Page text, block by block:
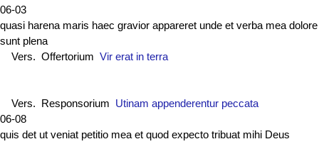
06-03
quasi harena maris haec gravior appareret unde et verba mea dolore
sunt plena
Vers. Offertorium Vir erat in terra
Vers. Responsorium Utinam appenderentur peccata
06-08
quis det ut veniat petitio mea et quod expecto tribuat mihi Deus